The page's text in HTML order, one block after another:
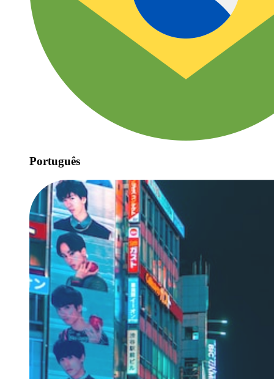
Português